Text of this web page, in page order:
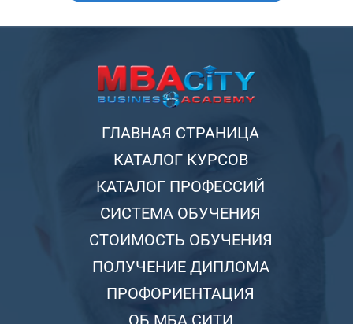
ГЛАВНАЯ СТРАНИЦА
КАТАЛОГ КУРСОВ
КАТАЛОГ ПРОФЕССИЙ
СИСТЕМА ОБУЧЕНИЯ
СТОИМОСТЬ ОБУЧЕНИЯ
ПОЛУЧЕНИЕ ДИПЛОМА
ПРОФОРИЕНТАЦИЯ
ОБ МБА СИТИ